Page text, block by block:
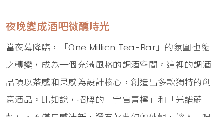
夜晚變成酒吧微醺時光
當夜幕降臨，「One Million Tea-Bar」的氛圍也隨
之轉變，成為一個充滿風格的調酒空間。這裡的調酒
品項以茶感和果感為設計核心，創造出多款獨特的創
意酒品。比如說，招牌的「宇宙青檸」和「光譜蔚